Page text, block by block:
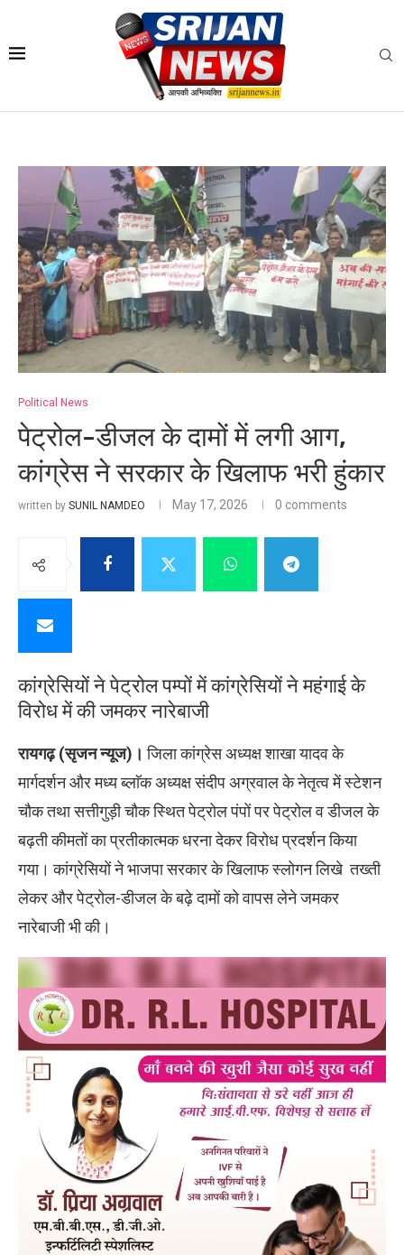
Political News
पेट्रोल-डीजल के दामों में लगी आग,
कांग्रेस ने सरकार के खिलाफ भरी हुंकार
written by SUNIL NAMDEO May 17, 2026 0 comments
कांग्रेसियों ने पेट्रोल पम्पों में कांग्रेसियों ने महंगाई के
विरोध में की जमकर नारेबाजी
रायगढ़ (सृजन न्यूज)। जिला कांग्रेस अध्यक्ष शाखा यादव के
मार्गदर्शन और मध्य ब्लाॅक अध्यक्ष संदीप अग्रवाल के नेतृत्व में स्टेशन
चौक तथा सत्तीगुड़ी चौक स्थित पेट्रोल पंपों पर पेट्रोल व डीजल के
बढ़ती कीमतों का प्रतीकात्मक धरना देकर विरोध प्रदर्शन किया
गया। कांग्रेसियों ने भाजपा सरकार के खिलाफ स्लोगन लिखे तख्ती
लेकर और पेट्रोल-डीजल के बढ़े दामों को वापस लेने जमकर
नारेबाजी भी की।